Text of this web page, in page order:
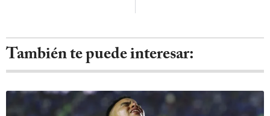
También te puede interesar: